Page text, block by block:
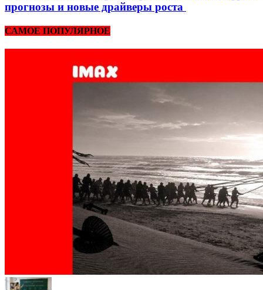
прогнозы и новые драйверы роста
САМОЕ ПОПУЛЯРНОЕ